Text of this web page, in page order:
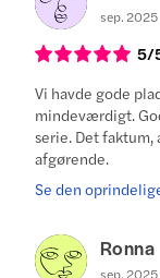
sep. 2025
5/
Vi havde gode
mindeværdigt.
serie. Det
afgørende.
Se den
Ronna
sep. 2025